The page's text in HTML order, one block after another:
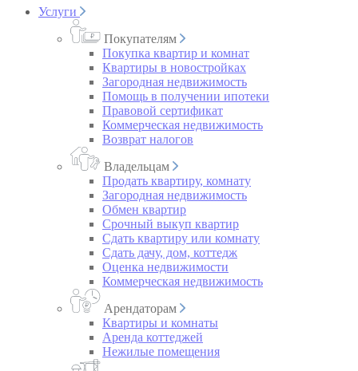
Услуги
Покупателям
Покупка квартир и комнат
Квартиры в новостройках
Загородная недвижимость
Помощь в получении ипотеки
Правовой сертификат
Коммерческая недвижимость
Возврат налогов
Владельцам
Продать квартиру, комнату
Загородная недвижимость
Обмен квартир
Срочный выкуп квартир
Сдать квартиру или комнату
Сдать дачу, дом, коттедж
Оценка недвижимости
Коммерческая недвижимость
Арендаторам
Квартиры и комнаты
Аренда коттеджей
Нежилые помещения